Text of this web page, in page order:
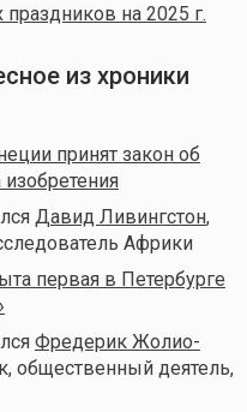
на 2025 г.
из хроники
принят закон об
Давид Ливингстон,
Африки
первая в Петербурге
Фредерик Жолио-
общественный деятель,